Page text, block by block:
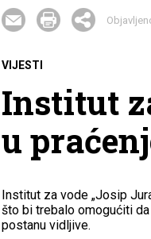
VIJESTI
Institut
u
Institut za vode „Josip
što bi trebalo omogućiti
postanu vidljive.